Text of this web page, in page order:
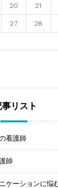
20 21
27 28
事リスト
看護師
師
ケーションに悩